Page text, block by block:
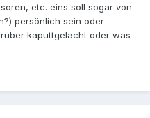
etc. eins soll sogar von
persönlich sein oder
kaputtgelacht oder was